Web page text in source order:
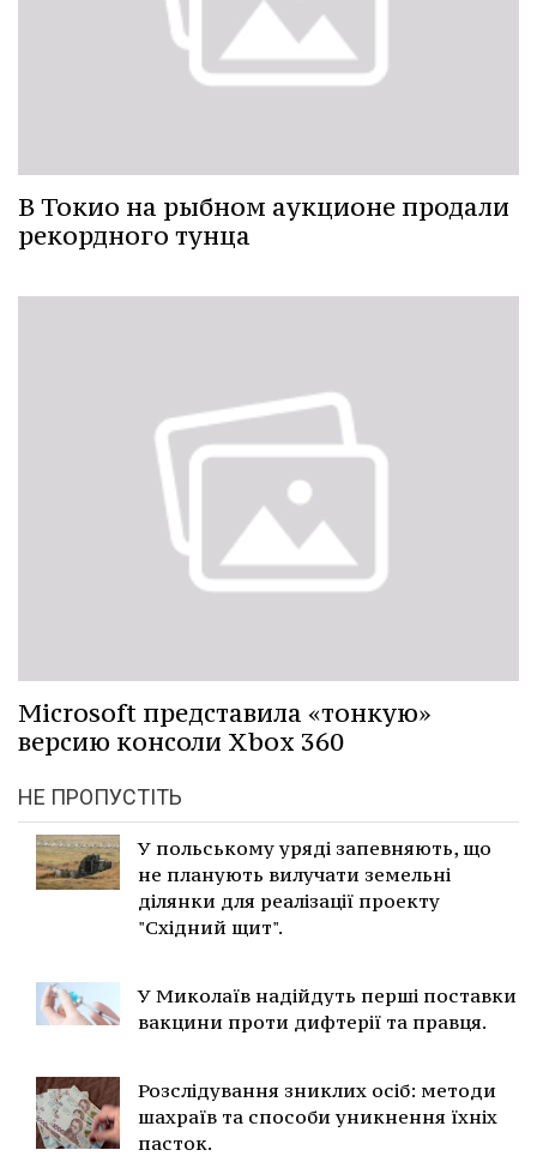
В Токио на рыбном аукционе продали
рекордного тунца
Microsoft представила «тонкую»
версию консоли Xbox 360
НЕ ПРОПУСТІТЬ
У польському уряді запевняють, що
не планують вилучати земельні
ділянки для реалізації проекту
"Східний щит".
У Миколаїв надійдуть перші поставки
вакцини проти дифтерії та правця.
Розслідування зниклих осіб: методи
шахраїв та способи уникнення їхніх
пасток.